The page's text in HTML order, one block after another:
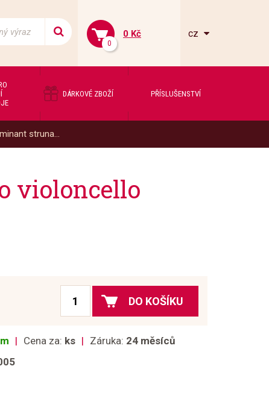
0
0 Kč cz
DÁRKOVÉ ZBOŽÍ PŘÍSLUŠENSTVÍ
struna...
violoncello
DO KOŠÍKU
Cena za: ks Záruka: 24 měsíců